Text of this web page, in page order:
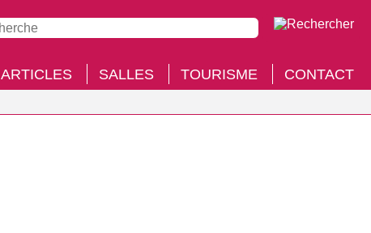
ARTICLES SALLES TOURISME CONTACT